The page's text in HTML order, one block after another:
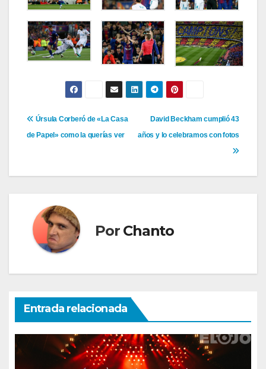
Navegación
de
entradas
David Beckham cumplió 43
años y lo celebramos con fotos
Úrsula Corberó de «La Casa
de Papel» como la querías ver
Por Chanto
Entrada relacionada